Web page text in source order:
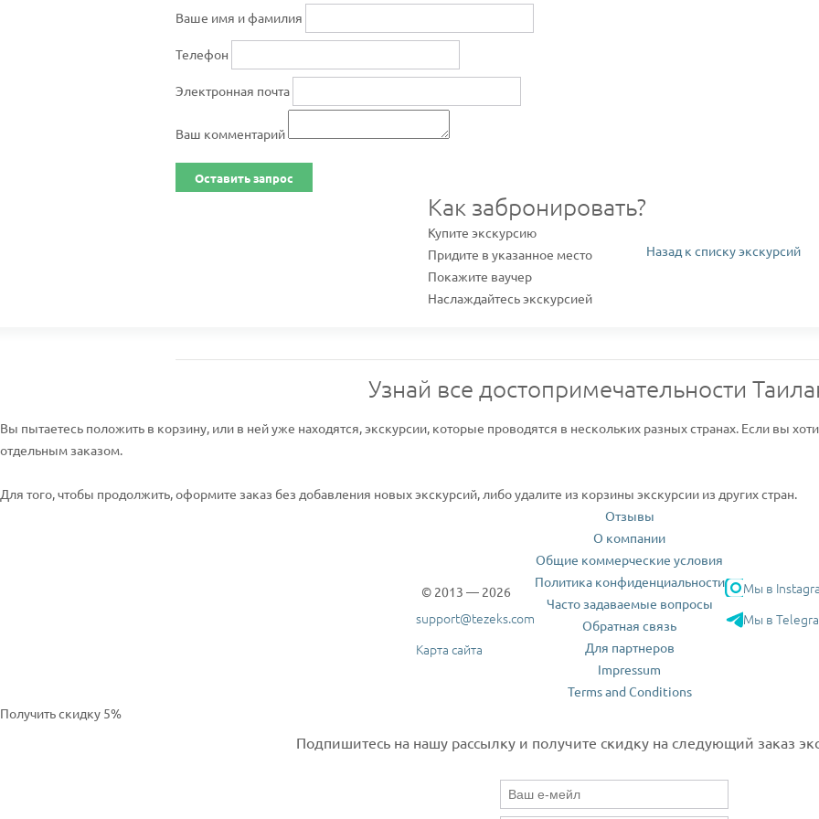
Ваше имя и фамилия
Телефон
Электронная почта
Ваш комментарий
Оставить запрос
Как забронировать?
Купите экскурсию
Придите в указанное место
Покажите ваучер
Наслаждайтесь экскурсией
Назад к списку экскурсий
Узнай все достопримечательности
Вы пытаетесь положить в корзину, или в ней уже находятся, экскурсии, которые проводятся в нескольких разных странах. Если вы
отдельным заказом.
Для того, чтобы продолжить, оформите заказ без добавления новых экскурсий, либо удалите из корзины экскурсии из других стран.
© 2013 — 2026
support@tezeks.com
Карта сайта
Отзывы
О компании
Общие коммерческие условия
Политика конфиденциальности
Часто задаваемые вопросы
Обратная связь
Для партнеров
Impressum
Terms and Conditions
Мы в
Мы в
Получить скидку 5%
Подпишитесь на нашу рассылку и получите скидку на следующий заказ